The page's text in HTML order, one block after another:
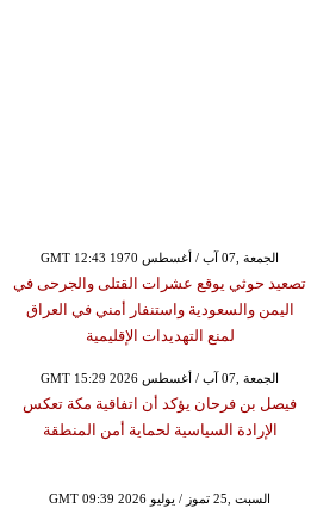
GMT 12:43 1970 الجمعة ,07 آب / أغسطس
تصعيد حوثي يوقع عشرات القتلى والجرحى في
اليمن والسعودية واستنفار أمني في العراق
لمنع التهديدات الإقليمية
GMT 15:29 2026 الجمعة ,07 آب / أغسطس
فيصل بن فرحان يؤكد أن اتفاقية مكة تعكس
الإرادة السياسية لحماية أمن المنطقة
GMT 09:39 2026 السبت ,25 تموز / يوليو